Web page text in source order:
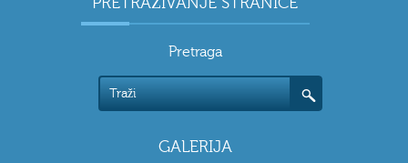
Pretraga
GALERIJA